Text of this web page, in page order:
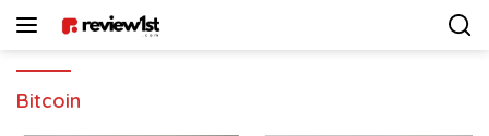
Bitcoin